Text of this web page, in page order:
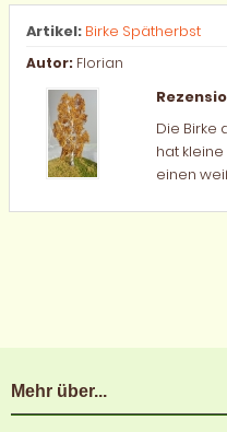
Modellbau...
Artikel: Birke Spätherbst
Autor: Florian
Die Birke
hat
einen
Mehr über...